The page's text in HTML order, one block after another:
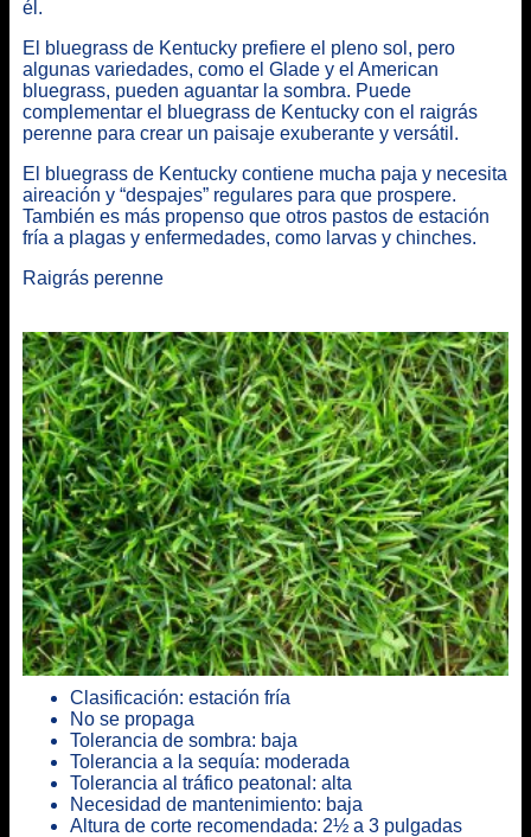
él.
El bluegrass de Kentucky prefiere el pleno sol, pero
algunas variedades, como el Glade y el American
bluegrass, pueden aguantar la sombra. Puede
complementar el bluegrass de Kentucky con el raigrás
perenne para crear un paisaje exuberante y versátil.
El bluegrass de Kentucky contiene mucha paja y necesita
aireación y “despajes” regulares para que prospere.
También es más propenso que otros pastos de estación
fría a plagas y enfermedades, como larvas y chinches.
Raigrás perenne
Clasificación: estación fría
No se propaga
Tolerancia de sombra: baja
Tolerancia a la sequía: moderada
Tolerancia al tráfico peatonal: alta
Necesidad de mantenimiento: baja
Altura de corte recomendada: 2½ a 3 pulgadas